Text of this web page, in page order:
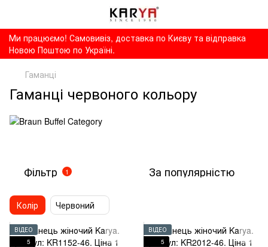
Ми працюємо! Самовивіз, доставка по Києву та відправка
Новою Поштою по Україні.
Гаманці
Гаманці червоного кольору
Фільтр 1 За популярністю
Колір Червоний
ВІДЕО
5
ВІДЕО
5